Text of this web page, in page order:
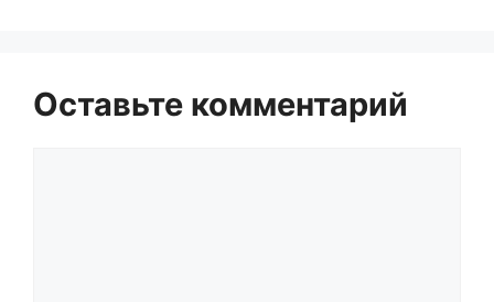
Оставьте комментарий